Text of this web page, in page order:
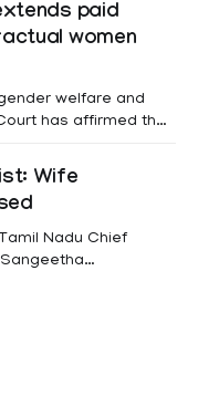
paid
women
welfare and
has affirmed that
following
Service Rules
Wife
Nadu Chief
Sangeetha